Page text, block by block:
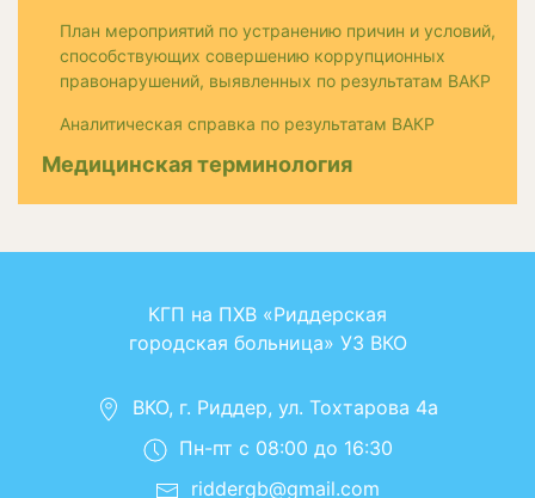
План мероприятий по устранению причин и условий,
способствующих совершению коррупционных
правонарушений, выявленных по результатам ВАКР
Аналитическая справка по результатам ВАКР
Медицинская терминология
КГП на ПХВ «Риддерская
городская больница» УЗ ВКО
ВКО, г. Риддер, ул. Тохтарова 4а
Пн-пт с 08:00 до 16:30
riddergb@gmail.com